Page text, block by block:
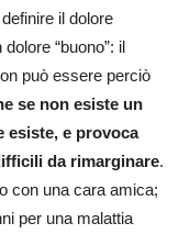
il dolore
“buono”: il
può essere perciò
se non esiste un
esiste, e provoca
da rimarginare.
con una cara amica;
per una malattia